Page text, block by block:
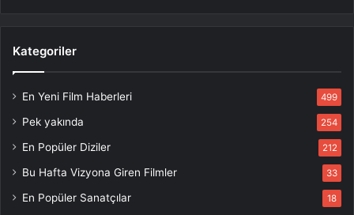
Kategoriler
En Yeni Film Haberleri 499
Pek yakında 254
En Popüler Diziler 212
Bu Hafta Vizyona Giren Filmler 33
En Popüler Sanatçılar 18